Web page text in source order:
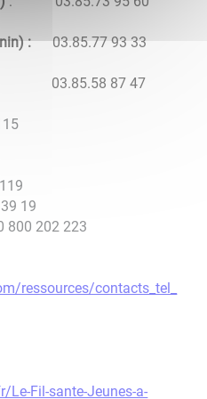
:03.85.77 93 33
03.85.58 87 47
19
202 223
ressources/contacts_tel_
Le-Fil-sante-Jeunes-a-